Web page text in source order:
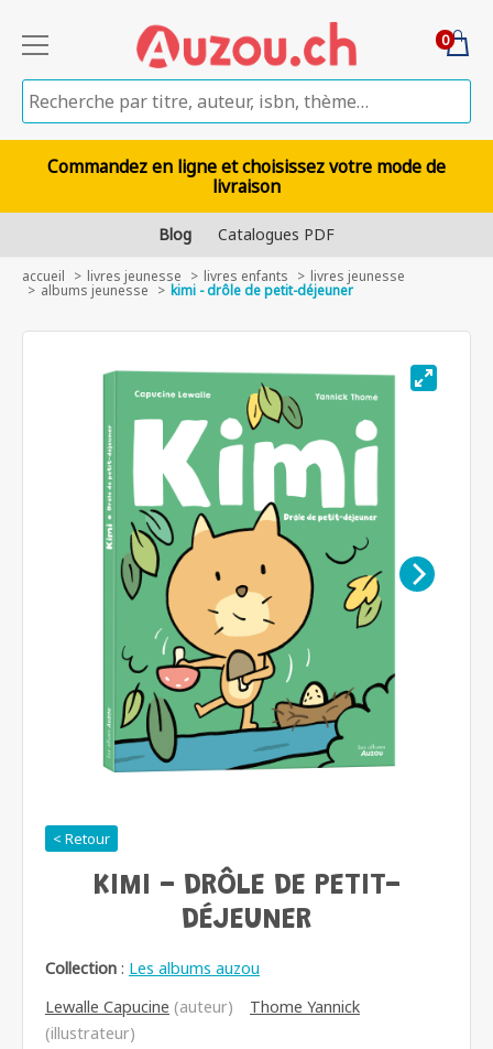
0
Commandez en ligne et choisissez votre mode de
livraison
Blog Catalogues PDF
accueil livres jeunesse livres enfants livres jeunesse
albums jeunesse kimi - drôle de petit-déjeuner
< Retour
KIMI - DRÔLE DE PETIT-
DÉJEUNER
Collection : Les albums auzou
Lewalle Capucine (auteur)
Thome Yannick
(illustrateur)